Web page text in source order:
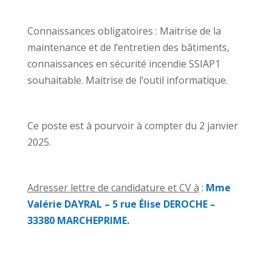
Connaissances obligatoires : Maitrise de la
maintenance et de l’entretien des bâtiments,
connaissances en sécurité incendie SSIAP1
souhaitable. Maitrise de l’outil informatique.
Ce poste est à pourvoir à compter du 2 janvier
2025.
Adresser lettre de candidature et CV à : Mme
Valérie DAYRAL – 5 rue Élise DEROCHE –
33380 MARCHEPRIME.